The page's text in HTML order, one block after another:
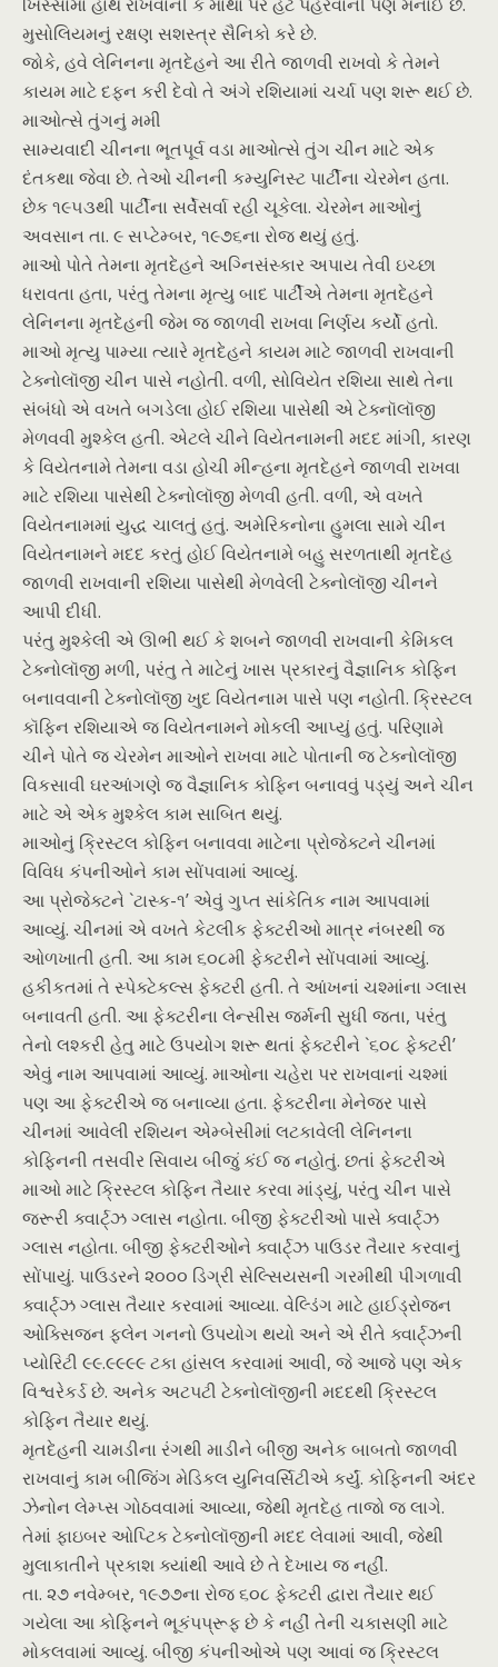
મુસોલિયમનું રક્ષણ સશસ્ત્ર સૈનિકો કરે છે.
જોકે, હવે લેનિનના મૃતદેહને આ રીતે જાળવી રાખવો કે તેમને
કાયમ માટે દફન કરી દેવો તે અંગે રશિયામાં ચર્ચા પણ શરૂ થઈ છે.
માઓત્સે તુંગનું મમી
સામ્યવાદી ચીનના ભૂતપૂર્વ વડા માઓત્સે તુંગ ચીન માટે એક
દંતકથા જેવા છે. તેઓ ચીનની કમ્યુનિસ્ટ પાર્ટીના ચેરમેન હતા.
છેક ૧૯૫૩થી પાર્ટીના સર્વેસર્વા રહી ચૂકેલા. ચેરમેન માઓનું
અવસાન તા. ૯ સપ્ટેમ્બર, ૧૯૭૬ના રોજ થયું હતું.
માઓ પોતે તેમના મૃતદેહને અગ્નિસંસ્કાર અપાય તેવી ઇચ્છા
ધરાવતા હતા, પરંતુ તેમના મૃત્યુ બાદ પાર્ટીએ તેમના મૃતદેહને
લેનિનના મૃતદેહની જેમ જ જાળવી રાખવા નિર્ણય કર્યો હતો.
માઓ મૃત્યુ પામ્યા ત્યારે મૃતદેહને કાયમ માટે જાળવી રાખવાની
ટેક્નોલૉજી ચીન પાસે નહોતી. વળી, સોવિયેત રશિયા સાથે તેના
સંબંધો એ વખતે બગડેલા હોઈ રશિયા પાસેથી એ ટેક્નૉલૉજી
મેળવવી મુશ્કેલ હતી. એટલે ચીને વિયેતનામની મદદ માંગી, કારણ
કે વિયેતનામે તેમના વડા હોચી મીન્હના મૃતદેહને જાળવી રાખવા
માટે રશિયા પાસેથી ટેક્નોલૉજી મેળવી હતી. વળી, એ વખતે
વિયેતનામમાં યુદ્ધ ચાલતું હતું. અમેરિકનોના હુમલા સામે ચીન
વિયેતનામને મદદ કરતું હોઈ વિયેતનામે બહુ સરળતાથી મૃતદેહ
જાળવી રાખવાની રશિયા પાસેથી મેળવેલી ટેક્નોલૉજી ચીનને
આપી દીધી.
પરંતુ મુશ્કેલી એ ઊભી થઈ કે શબને જાળવી રાખવાની કેમિકલ
ટેક્નોલૉજી મળી, પરંતુ તે માટેનું ખાસ પ્રકારનું વૈજ્ઞાનિક કોફિન
બનાવવાની ટેક્નોલૉજી ખુદ વિયેતનામ પાસે પણ નહોતી. ક્રિસ્ટલ
કૉફિન રશિયાએ જ વિયેતનામને મોકલી આપ્યું હતું. પરિણામે
ચીને પોતે જ ચેરમેન માઓને રાખવા માટે પોતાની જ ટેક્નોલૉજી
વિકસાવી ઘરઆંગણે જ વૈજ્ઞાનિક કોફિન બનાવવું પડ્યું અને ચીન
માટે એ એક મુશ્કેલ કામ સાબિત થયું.
માઓનું ક્રિસ્ટલ કોફિન બનાવવા માટેના પ્રોજેક્ટને ચીનમાં
વિવિધ કંપનીઓને કામ સોંપવામાં આવ્યું.
આ પ્રોજેક્ટને `ટાસ્ક-૧’ એવું ગુપ્ત સાંકેતિક નામ આપવામાં
આવ્યું. ચીનમાં એ વખતે કેટલીક ફેક્ટરીઓ માત્ર નંબરથી જ
ઓળખાતી હતી. આ કામ ૬૦૮મી ફેક્ટરીને સોંપવામાં આવ્યું.
હકીકતમાં તે સ્પેક્ટેકલ્સ ફેક્ટરી હતી. તે આંખનાં ચશ્માંના ગ્લાસ
બનાવતી હતી. આ ફેક્ટરીના લેન્સીસ જર્મની સુધી જતા, પરંતુ
તેનો લશ્કરી હેતુ માટે ઉપયોગ શરૂ થતાં ફેક્ટરીને `૬૦૮ ફેક્ટરી’
એવું નામ આપવામાં આવ્યું. માઓના ચહેરા પર રાખવાનાં ચશ્માં
પણ આ ફેક્ટરીએ જ બનાવ્યા હતા. ફેક્ટરીના મેનેજર પાસે
ચીનમાં આવેલી રશિયન એમ્બેસીમાં લટકાવેલી લેનિનના
કોફિનની તસવીર સિવાય બીજું કંઈ જ નહોતું. છતાં ફેક્ટરીએ
માઓ માટે ક્રિસ્ટલ કોફિન તૈયાર કરવા માંડ્યું, પરંતુ ચીન પાસે
જરૂરી ક્વાર્ટ્ઝ ગ્લાસ નહોતા. બીજી ફેક્ટરીઓ પાસે ક્વાર્ટ્ઝ
ગ્લાસ નહોતા. બીજી ફેક્ટરીઓને ક્વાર્ટ્ઝ પાઉડર તૈયાર કરવાનું
સોંપાયું. પાઉડરને ૨૦૦૦ ડિગ્રી સેલ્સિયસની ગરમીથી પીગળાવી
ક્વાર્ટ્ઝ ગ્લાસ તૈયાર કરવામાં આવ્યા. વેલ્ડિંગ માટે હાઈડ્રોજન
ઓક્સિજન ફ્લેન ગનનો ઉપયોગ થયો અને એ રીતે ક્વાર્ટ્ઝની
પ્યોરિટી ૯૯.૯૯૯૯ ટકા હાંસલ કરવામાં આવી, જે આજે પણ એક
વિશ્વરેકર્ડ છે. અનેક અટપટી ટેક્નોલૉજીની મદદથી ક્રિસ્ટલ
કોફિન તૈયાર થયું.
મૃતદેહની ચામડીના રંગથી માડીને બીજી અનેક બાબતો જાળવી
રાખવાનું કામ બીજિંગ મેડિકલ યુનિવર્સિટીએ કર્યું. કોફિનની અંદર
ઝેનોન લેમ્પ્સ ગોઠવવામાં આવ્યા, જેથી મૃતદેહ તાજો જ લાગે.
તેમાં ફાઇબર ઓપ્ટિક ટેક્નોલૉજીની મદદ લેવામાં આવી, જેથી
મુલાકાતીને પ્રકાશ ક્યાંથી આવે છે તે દેખાય જ નહીં.
તા. ૨૭ નવેમ્બર, ૧૯૭૭ના રોજ ૬૦૮ ફેક્ટરી દ્વારા તૈયાર થઈ
ગયેલા આ કોફિનને ભૂકંપપ્રૂફ છે કે નહીં તેની ચકાસણી માટે
મોકલવામાં આવ્યું. બીજી કંપનીઓએ પણ આવાં જ ક્રિસ્ટલ